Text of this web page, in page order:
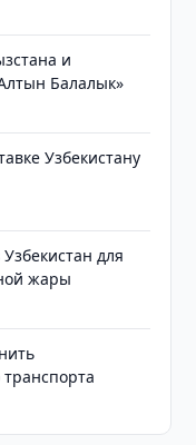
и
Балалык»
Узбекистану
для
жары